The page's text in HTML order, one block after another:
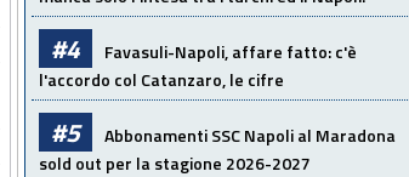
#4
Favasuli-Napoli, affare fatto: c'è
l'accordo col Catanzaro, le cifre
#5
Abbonamenti SSC Napoli al Maradona
sold out per la stagione 2026-2027